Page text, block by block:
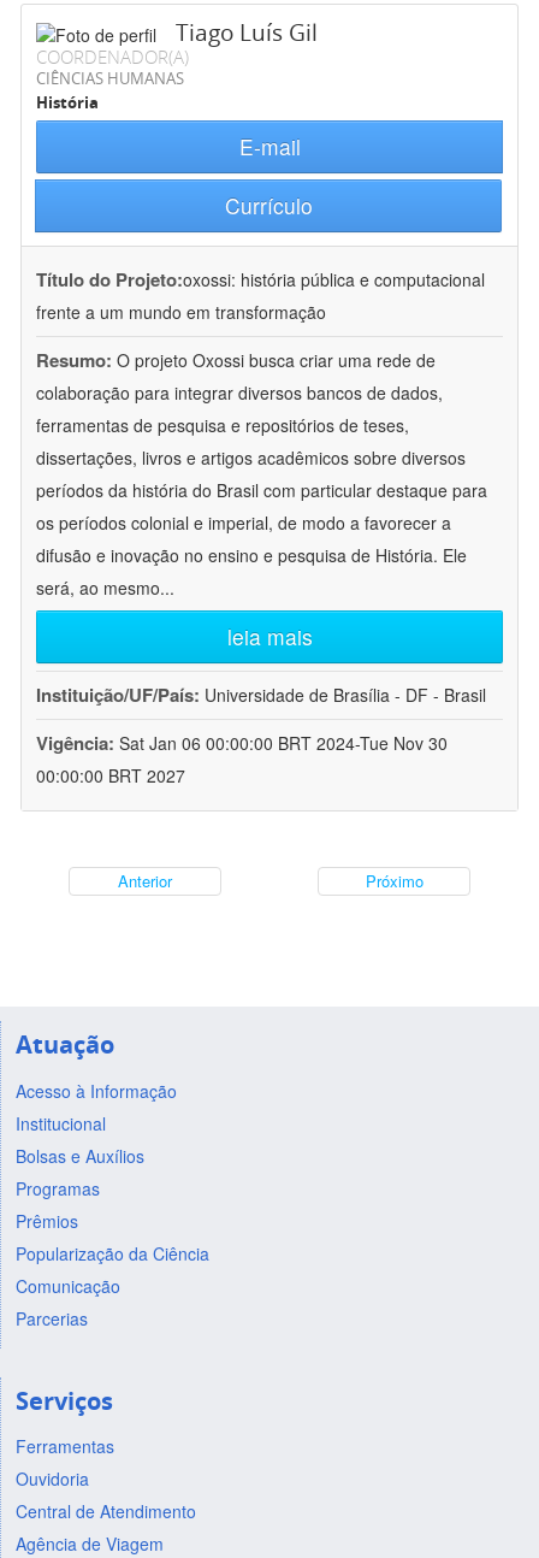
Tiago Luís Gil
COORDENADOR(A)
CIÊNCIAS HUMANAS
História
E-mail
Currículo
Título do Projeto:oxossi: história pública e computacional
frente a um mundo em transformação
Resumo: O projeto Oxossi busca criar uma rede de
colaboração para integrar diversos bancos de dados,
ferramentas de pesquisa e repositórios de teses,
dissertações, livros e artigos acadêmicos sobre diversos
períodos da história do Brasil com particular destaque para
os períodos colonial e imperial, de modo a favorecer a
difusão e inovação no ensino e pesquisa de História. Ele
será, ao mesmo...
leia mais
Instituição/UF/País: Universidade de Brasília - DF - Brasil
Vigência: Sat Jan 06 00:00:00 BRT 2024-Tue Nov 30
00:00:00 BRT 2027
Anterior Próximo
Atuação
Acesso à Informação
Institucional
Bolsas e Auxílios
Programas
Prêmios
Popularização da Ciência
Comunicação
Parcerias
Serviços
Ferramentas
Ouvidoria
Central de Atendimento
Agência de Viagem